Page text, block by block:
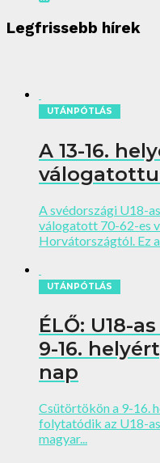
Legfrissebb hírek
UTÁNPÓTLÁS
A 13-16.
A svédországi U18-
válogatott 70-62-es
Horvátországtól. Ez
UTÁNPÓTLÁS
ÉLŐ: U18-
9-16.
nap
Csütörtökön a 9-16.
folytatódik az U18-
magyar...